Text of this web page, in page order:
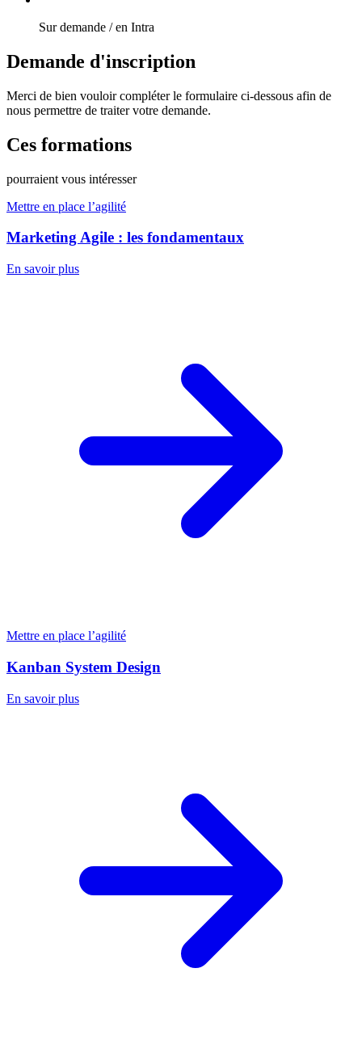
Sur demande / en Intra
Demande d'inscription
Merci de bien vouloir compléter le formulaire ci-dessous afin de
nous permettre de traiter votre demande.
Ces formations
pourraient vous intéresser
Mettre en place l’agilité
Marketing Agile : les fondamentaux
En savoir plus
Mettre en place l’agilité
Kanban System Design
En savoir plus